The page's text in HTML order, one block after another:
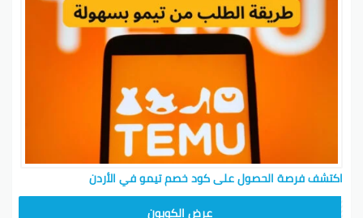
اكتشف فرصة الحصول على كود خصم تيمو في الأردن
عرض الكوبون